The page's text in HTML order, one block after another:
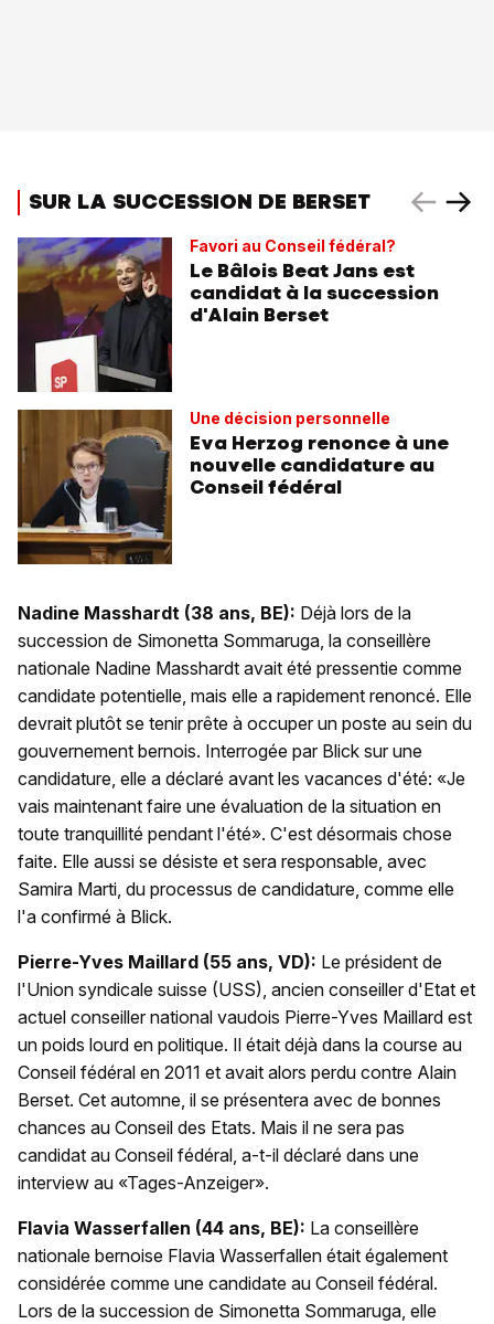
SUR LA SUCCESSION DE BERSET
Favori au Conseil fédéral?
Le Bâlois Beat Jans est
candidat à la succession
d'Alain Berset
Une décision personnelle
Eva Herzog renonce à une
nouvelle candidature au
Conseil fédéral
Nadine Masshardt (38 ans, BE): Déjà lors de la
succession de Simonetta Sommaruga, la conseillère
nationale Nadine Masshardt avait été pressentie comme
candidate potentielle, mais elle a rapidement renoncé. Elle
devrait plutôt se tenir prête à occuper un poste au sein du
gouvernement bernois. Interrogée par Blick sur une
candidature, elle a déclaré avant les vacances d'été: «Je
vais maintenant faire une évaluation de la situation en
toute tranquillité pendant l'été». C'est désormais chose
faite. Elle aussi se désiste et sera responsable, avec
Samira Marti, du processus de candidature, comme elle
l'a confirmé à Blick.
Pierre-Yves Maillard (55 ans, VD): Le président de
l'Union syndicale suisse (USS), ancien conseiller d'Etat et
actuel conseiller national vaudois Pierre-Yves Maillard est
un poids lourd en politique. Il était déjà dans la course au
Conseil fédéral en 2011 et avait alors perdu contre Alain
Berset. Cet automne, il se présentera avec de bonnes
chances au Conseil des Etats. Mais il ne sera pas
candidat au Conseil fédéral, a-t-il déclaré dans une
interview au «Tages-Anzeiger».
Flavia Wasserfallen (44 ans, BE): La conseillère
nationale bernoise Flavia Wasserfallen était également
considérée comme une candidate au Conseil fédéral.
Lors de la succession de Simonetta Sommaruga, elle